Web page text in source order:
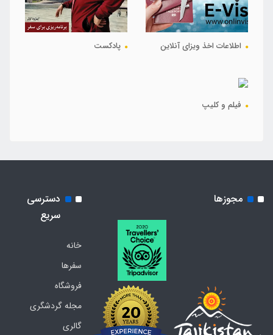
اطلاعات اخذ ویزای آنلاین پادکست
فیلم و کلیپ
مجوزها
دسترسی
سریع
خانه
سفرها
فروشگاه
مجله گردشگری
گالری